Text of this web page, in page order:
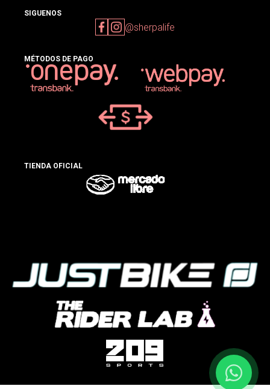
SIGUENOS
@sherpalife
MÉTODOS DE PAGO
TIENDA OFICIAL